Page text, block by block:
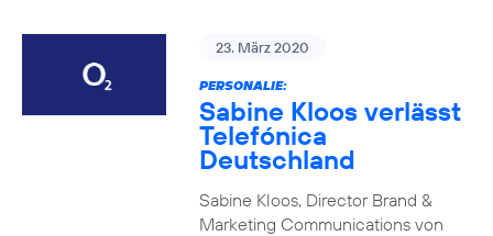
23. März 2020
PERSONALIE:
Sabine Kloos verlässt
Telefónica
Deutschland
Sabine Kloos, Director Brand &
Marketing Communications von